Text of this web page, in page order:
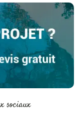
sociaux